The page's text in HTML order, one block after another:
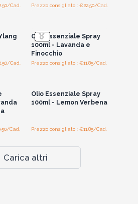
Cad. Prezzo consigliato : €22.50/Cad.
Cad.
Olio Essenziale Spray
100ml - Lavanda e
Finocchio
Prezzo consigliato : €11.85/Cad.
Cad.
Olio Essenziale Spray
100ml - Lemon Verbena
Prezzo consigliato : €11.85/Cad.
Carica altri